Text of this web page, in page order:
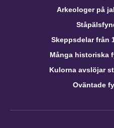
Arkeologer på
Skeppsdelar från
Många historiska
Kulorna avslöjar
Oväntade